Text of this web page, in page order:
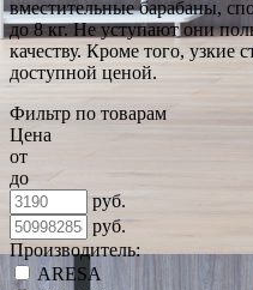
вместительные барабаны,
до 8 кг. Не уступают они
качеству. Кроме того,
доступной ценой.
Фильтр по товарам
Цена
от
до
руб.
руб.
Производитель:
ARESA